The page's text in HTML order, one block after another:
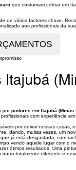
que costumam cobrar em
de vários factores chave.
aos profissionais da sua
Itajubá
porpintores em Itajubá (Minas
com experiência
por deixar nossas casas,
dando, muitas vezes, um
já está desgastada, com
vendo aquele lugar com o
ótimos resultados. Uma
outro totalmente diferente e